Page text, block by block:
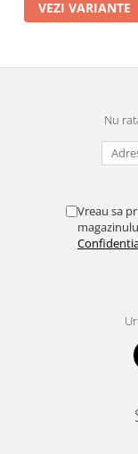
VEZI VARIANTE
Nu
Vreau sa